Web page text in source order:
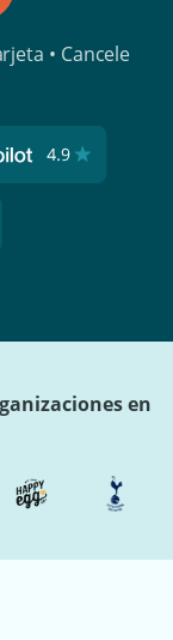
• Cancele
en